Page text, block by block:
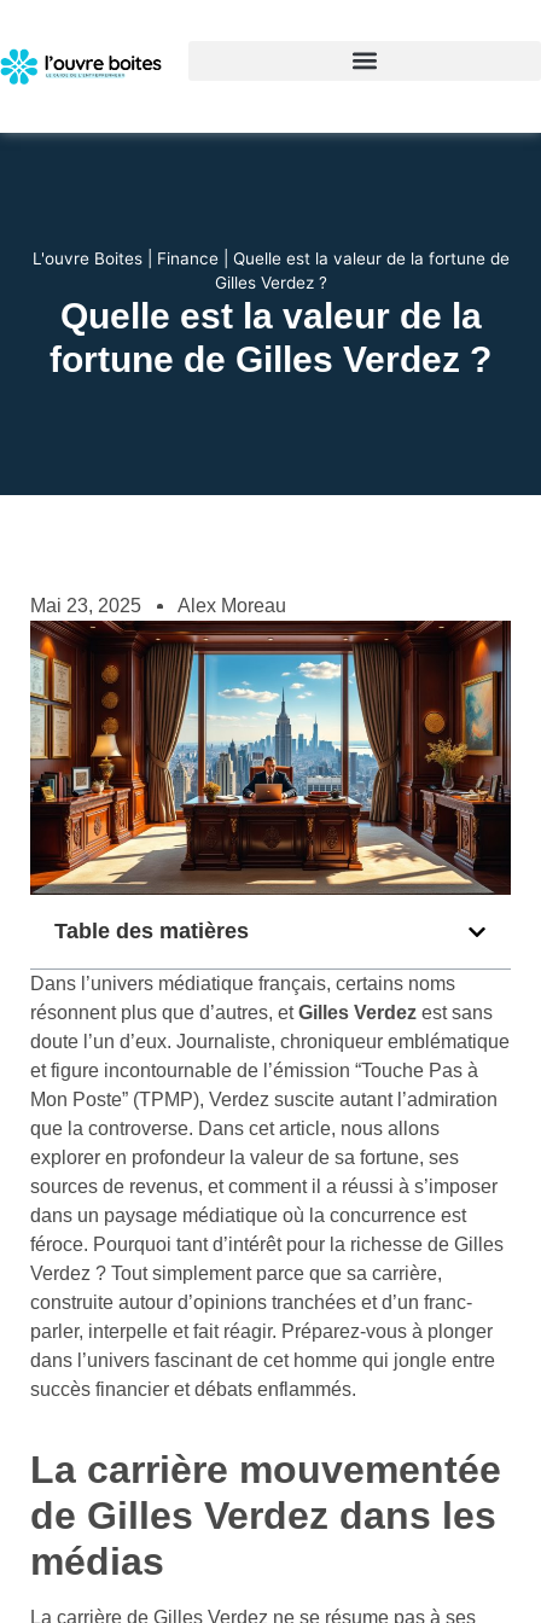
L'ouvre Boites| Finance| Quelle est la valeur de la fortune de
Gilles Verdez ?
Quelle est la valeur de la
fortune de Gilles Verdez ?
Mai 23, 2025 Alex Moreau
Table des matières
Dans l’univers médiatique français, certains noms
résonnent plus que d’autres, etGilles Verdez est sans
doute l’un d’eux. Journaliste, chroniqueur emblématique
et figure incontournable de l’émission “Touche Pas à
Mon Poste” (TPMP), Verdez suscite autant l’admiration
que la controverse. Dans cet article, nous allons
explorer en profondeur la valeur de sa fortune, ses
sources de revenus, et comment il a réussi à s’imposer
dans un paysage médiatique où la concurrence est
féroce. Pourquoi tant d’intérêt pour la richesse de Gilles
Verdez ? Tout simplement parce que sa carrière,
construite autour d’opinions tranchées et d’un franc-
parler, interpelle et fait réagir. Préparez-vous à plonger
dans l’univers fascinant de cet homme qui jongle entre
succès financier et débats enflammés.
La carrière mouvementée
de Gilles Verdez dans les
médias
La carrière de Gilles Verdez ne se résume pas à ses